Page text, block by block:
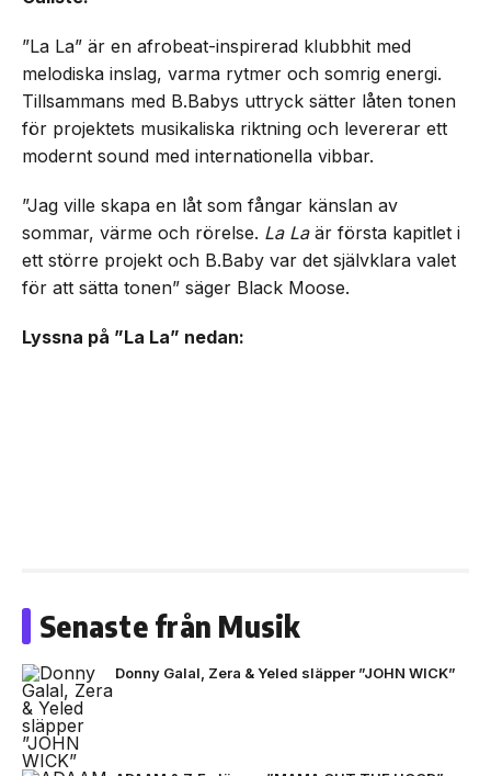
”La La” är en afrobeat-inspirerad klubbhit med
melodiska inslag, varma rytmer och somrig energi.
Tillsammans med B.Babys uttryck sätter låten tonen
för projektets musikaliska riktning och levererar ett
modernt sound med internationella vibbar.
”Jag ville skapa en låt som fångar känslan av
sommar, värme och rörelse. La Laär första kapitlet i
ett större projekt och B.Baby var det självklara valet
för att sätta tonen” säger Black Moose.
Lyssna på ”La La” nedan:
Senaste från Musik
Donny Galal, Zera & Yeled släpper ”JOHN WICK”